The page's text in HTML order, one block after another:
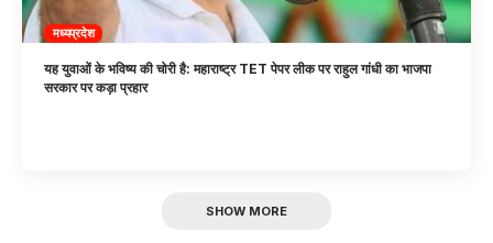
मध्यप्रदेश
यह युवाओं के भविष्य की चोरी है: महाराष्ट्र TET पेपर लीक पर राहुल गांधी का भाजपा
सरकार पर कड़ा प्रहार
SHOW MORE